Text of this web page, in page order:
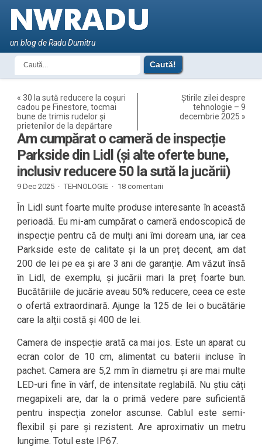
un blog de Radu Dumitru
«30 la sută reducere la coșuri
cadou pe Finestore, tocmai
bune de trimis rudelor și
prietenilor de la depărtare
Știrile zilei despre
tehnologie – 9
decembrie 2025 »
Am cumpărat o cameră de inspecție
Parkside din Lidl (și alte oferte bune,
inclusiv reducere 50 la sută la jucării)
9 Dec 2025 · TEHNOLOGIE · 18 comentarii
În Lidl sunt foarte multe produse interesante în această
perioadă. Eu mi-am cumpărat o cameră endoscopică de
inspecție pentru că de mulți ani îmi doream una, iar cea
Parkside este de calitate și la un preț decent, am dat
200 de lei pe ea și are 3 ani de garanție. Am văzut însă
în Lidl, de exemplu, și jucării mari la preț foarte bun.
Bucătăriile de jucărie aveau 50% reducere, ceea ce este
o ofertă extraordinară. Ajunge la 125 de lei o bucătărie
care la alții costă și 400 de lei.
Camera de inspecție arată ca mai jos. Este un aparat cu
ecran color de 10 cm, alimentat cu baterii incluse în
pachet. Camera are 5,2 mm în diametru și are mai multe
LED-uri fine în vârf, de intensitate reglabilă. Nu știu câți
megapixeli are, dar la o primă vedere pare suficientă
pentru inspecția zonelor ascunse. Cablul este semi-
flexibil și pare și rezistent. Are aproximativ un metru
lungime. Totul este IP67.